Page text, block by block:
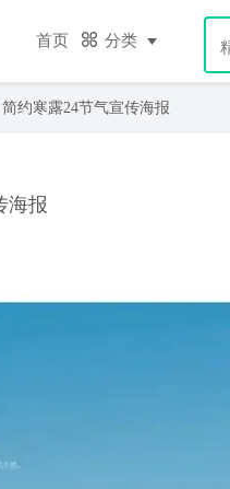
首页 分类
约寒露24节气宣传海报
海报